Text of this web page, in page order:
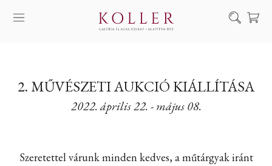
MŰVÉSZEINK
ALKOTÁSOK
KIÁLLÍTÁSAINK
Keresés
2. MŰVÉSZETI AUKCIÓ KIÁLLÍTÁSA
2022. április 22. - május 08.
Szeretettel várunk minden kedves, a műtárgyak iránt